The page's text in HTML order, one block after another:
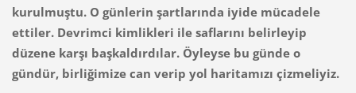
kurulmuştu. O günlerin şartlarında iyide mücadele
ettiler. Devrimci kimlikleri ile saflarını belirleyip
düzene karşı başkaldırdılar. Öyleyse bu günde o
gündür, birliğimize can verip yol haritamızı çizmeliyiz.